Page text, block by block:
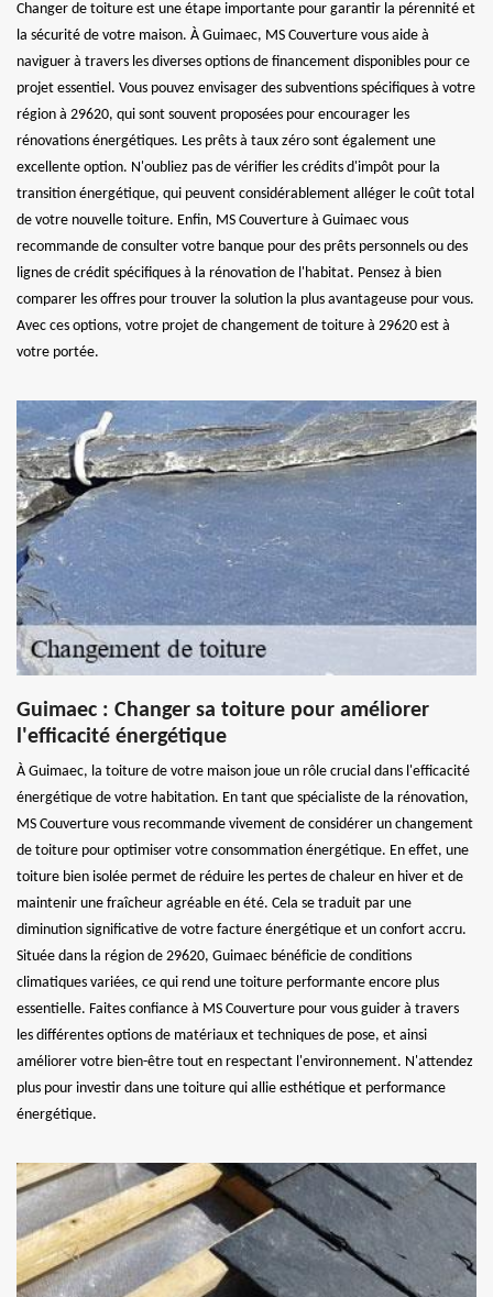
Changer de toiture est une étape importante pour garantir la pérennité et
la sécurité de votre maison. À Guimaec, MS Couverture vous aide à
naviguer à travers les diverses options de financement disponibles pour ce
projet essentiel. Vous pouvez envisager des subventions spécifiques à votre
région à 29620, qui sont souvent proposées pour encourager les
rénovations énergétiques. Les prêts à taux zéro sont également une
excellente option. N'oubliez pas de vérifier les crédits d'impôt pour la
transition énergétique, qui peuvent considérablement alléger le coût total
de votre nouvelle toiture. Enfin, MS Couverture à Guimaec vous
recommande de consulter votre banque pour des prêts personnels ou des
lignes de crédit spécifiques à la rénovation de l'habitat. Pensez à bien
comparer les offres pour trouver la solution la plus avantageuse pour vous.
Avec ces options, votre projet de changement de toiture à 29620 est à
votre portée.
Guimaec : Changer sa toiture pour améliorer
l'efficacité énergétique
À Guimaec, la toiture de votre maison joue un rôle crucial dans l'efficacité
énergétique de votre habitation. En tant que spécialiste de la rénovation,
MS Couverture vous recommande vivement de considérer un changement
de toiture pour optimiser votre consommation énergétique. En effet, une
toiture bien isolée permet de réduire les pertes de chaleur en hiver et de
maintenir une fraîcheur agréable en été. Cela se traduit par une
diminution significative de votre facture énergétique et un confort accru.
Située dans la région de 29620, Guimaec bénéficie de conditions
climatiques variées, ce qui rend une toiture performante encore plus
essentielle. Faites confiance à MS Couverture pour vous guider à travers
les différentes options de matériaux et techniques de pose, et ainsi
améliorer votre bien-être tout en respectant l'environnement. N'attendez
plus pour investir dans une toiture qui allie esthétique et performance
énergétique.